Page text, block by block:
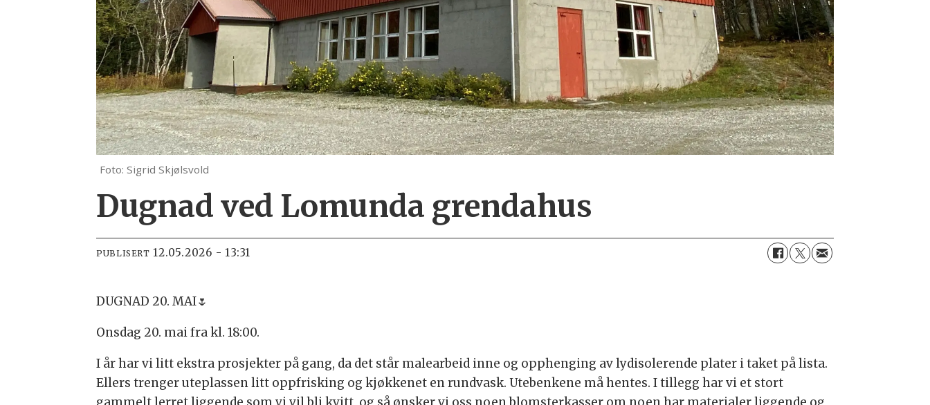
Foto: Sigrid Skjølsvold
Dugnad ved Lomunda grendahus
PUBLISERT 12.05.2026 - 13:31
DUGNAD 20. MAI🌷
Onsdag 20. mai fra kl. 18:00.
I år har vi litt ekstra prosjekter på gang, da det står malearbeid inne og opphenging av lydisolerende plater i taket på lista.
Ellers trenger uteplassen litt oppfrisking og kjøkkenet en rundvask. Utebenkene må hentes. I tillegg har vi et stort